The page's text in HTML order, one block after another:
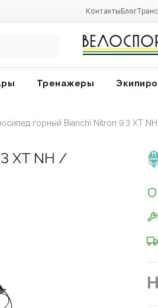
Контакты Блог
Тренажеры
горный Bianchi Nitron 9.3 XT
XT NH /